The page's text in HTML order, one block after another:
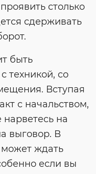
столько
сдерживать
быть
техникой, со
Вступая
с начальством,
на
выговор. В
ждать
если вы